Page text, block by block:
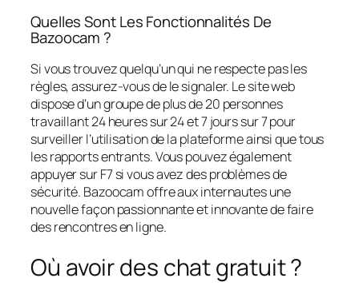
Quelles Sont Les Fonctionnalités De
Bazoocam ?
Si vous trouvez quelqu’un qui ne respecte pas les
règles, assurez-vous de le signaler. Le site web
dispose d’un groupe de plus de 20 personnes
travaillant 24 heures sur 24 et 7 jours sur 7 pour
surveiller l’utilisation de la plateforme ainsi que tous
les rapports entrants. Vous pouvez également
appuyer sur F7 si vous avez des problèmes de
sécurité. Bazoocam offre aux internautes une
nouvelle façon passionnante et innovante de faire
des rencontres en ligne.
Où avoir des chat gratuit ?